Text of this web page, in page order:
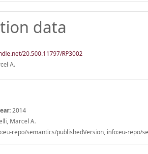
data
20.500.11797/RP3002
A.
2014
Marcel A.
repo/semantics/publishedVersion, info:eu-repo/